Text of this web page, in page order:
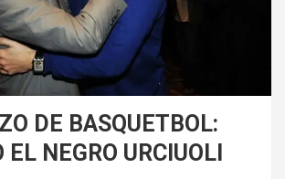
DE BASQUETBOL:
EL NEGRO URCIUOLI